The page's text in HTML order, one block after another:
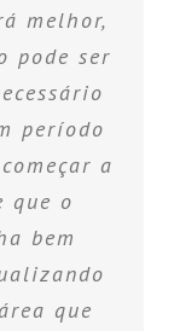
melhor,
pode ser
período
a
que o
bem
que